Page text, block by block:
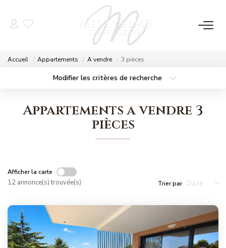
Nos Offres
NOS AGENCES
ESTIMATION
NOS MAGAZINES
Accueil Appartements A vendre 3 pièces
Modifier les critères de recherche
Budget max
Appartements a vendre 3
pièces
Afficher la carte
12 annonce(s) trouvée(s) Trier par